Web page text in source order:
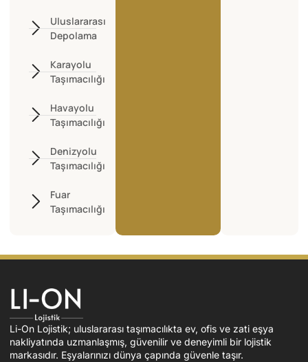
Uluslararası
Depolama
Karayolu
Taşımacılığı
Havayolu
Taşımacılığı
Denizyolu
Taşımacılığı
Fuar
Taşımacılığı
Li-On Lojistik; uluslararası taşımacılıkta ev, ofis ve zati eşya
nakliyatında uzmanlaşmış, güvenilir ve deneyimli bir lojistik
markasıdır. Eşyalarınızı dünya çapında güvenle taşır.